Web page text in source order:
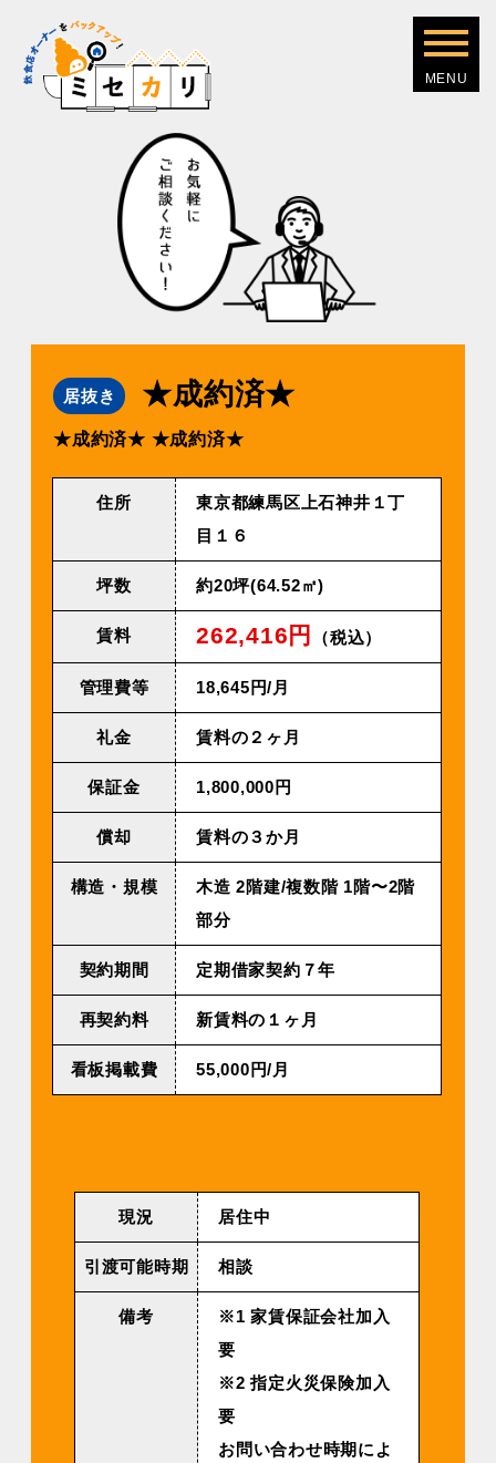
居抜き ★成約済★
★成約済★ ★成約済★
住所
東京都練馬区上石神井１丁
目１６
坪数 約20坪(64.52㎡)
賃料 262,416円 （税込）
管理費等 18,645円/⽉
礼金 賃料の２ヶ月
保証金 1,800,000円
償却 賃料の３か月
構造・規模
⽊造 2階建/複数階 1階〜2階
部分
契約期間 定期借家契約７年
再契約料 新賃料の１ヶ月
看板掲載費 55,000円/月
現況 居住中
引渡可能時期 相談
備考
※1 家賃保証会社加入
要
※2 指定火災保険加入
要
お問い合わせ時期によ